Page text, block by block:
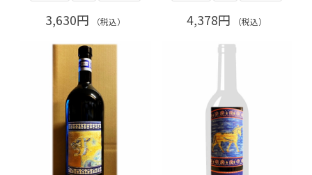
3,630円 （税込） 4,378円 （税込）